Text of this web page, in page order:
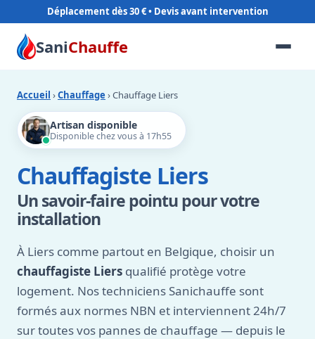
Déplacement dès 30 €
SaniChauffe
Accueil ›Chauffage › Chauffage Liers
Artisan disponible
Disponible chez vous à 17h55
Chauffagiste Liers
Un savoir-faire pointu pour votre
installation
À Liers comme partout en Belgique, choisir un
chauffagiste Liers qualifié protège votre
logement. Nos techniciens Sanichauffe sont
formés aux normes NBN et interviennent 24h/7
sur toutes vos pannes de chauffage — depuis le